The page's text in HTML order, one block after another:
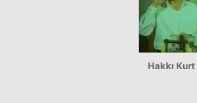
Hakkı Kurt